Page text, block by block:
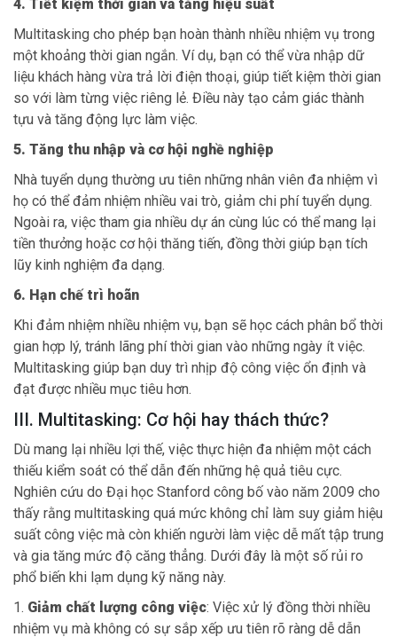
4. Tiết kiệm thời gian và tăng hiệu suất
Multitasking cho phép bạn hoàn thành nhiều nhiệm vụ trong
một khoảng thời gian ngắn. Ví dụ, bạn có thể vừa nhập dữ
liệu khách hàng vừa trả lời điện thoại, giúp tiết kiệm thời gian
so với làm từng việc riêng lẻ. Điều này tạo cảm giác thành
tựu và tăng động lực làm việc.
5. Tăng thu nhập và cơ hội nghề nghiệp
Nhà tuyển dụng thường ưu tiên những nhân viên đa nhiệm vì
họ có thể đảm nhiệm nhiều vai trò, giảm chi phí tuyển dụng.
Ngoài ra, việc tham gia nhiều dự án cùng lúc có thể mang lại
tiền thưởng hoặc cơ hội thăng tiến, đồng thời giúp bạn tích
lũy kinh nghiệm đa dạng.
6. Hạn chế trì hoãn
Khi đảm nhiệm nhiều nhiệm vụ, bạn sẽ học cách phân bổ thời
gian hợp lý, tránh lãng phí thời gian vào những ngày ít việc.
Multitasking giúp bạn duy trì nhịp độ công việc ổn định và
đạt được nhiều mục tiêu hơn.
III. Multitasking: Cơ hội hay thách thức?
Dù mang lại nhiều lợi thế, việc thực hiện đa nhiệm một cách
thiếu kiểm soát có thể dẫn đến những hệ quả tiêu cực.
Nghiên cứu do Đại học Stanford công bố vào năm 2009 cho
thấy rằng multitasking quá mức không chỉ làm suy giảm hiệu
suất công việc mà còn khiến người làm việc dễ mất tập trung
và gia tăng mức độ căng thẳng. Dưới đây là một số rủi ro
phổ biến khi lạm dụng kỹ năng này.
1. Giảm chất lượng công việc: Việc xử lý đồng thời nhiều
nhiệm vụ mà không có sự sắp xếp ưu tiên rõ ràng dễ dẫn